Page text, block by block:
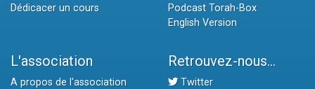
Dédicacer un cours
Podcast Torah-Box
English Version
L'association
A propos de l'association
Retrouvez-nous...
Twitter